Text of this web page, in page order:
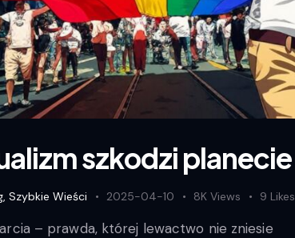
szkodzi planecie
, Szybkie Wieści 2025-04-10 8K Views 9 Likes
– prawda, której lewactwo nie zniesie